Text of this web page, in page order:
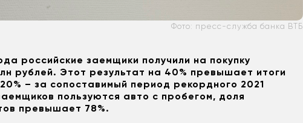
Фото: пресс-служба банка ВТБ
российские заемщики получили на покупку
рублей. Этот результат на 40% превышает итоги
– за сопоставимый период рекордного 2021
пользуются авто с пробегом, доля
превышает 78%.